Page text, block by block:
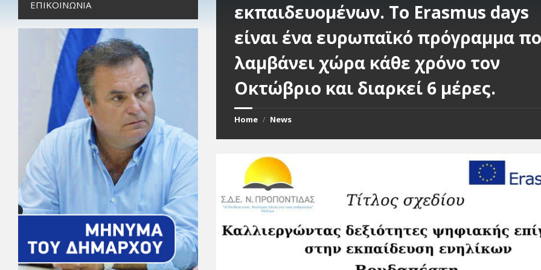
εκπαιδευομένων. Το Erasmus days
είναι ένα ευρωπαϊκό πρόγραμμα
λαμβάνει χώρα κάθε χρόνο τον
Οκτώβριο και διαρκεί 6 μέρες.
Home / News
ΕΠΙΚΟΙΝΩΝΊΑ